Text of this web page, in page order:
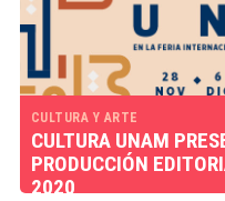
CULTURA Y ARTE
CULTURA UNAM
PRODUCCIÓN
2020